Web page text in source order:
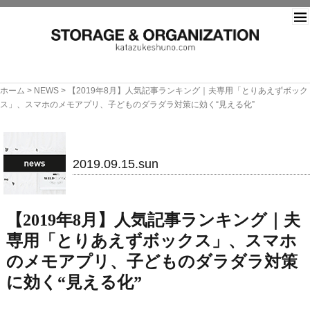
ホーム > NEWS >
【2019年8月】人気記事ランキング｜夫専用「とりあえずボック
ス」、スマホのメモアプリ、子どものダラダラ対策に効く“見える化”
2019.09.15.sun
【2019年8月】人気記事ランキング｜夫
専用「とりあえずボックス」、スマホ
のメモアプリ、子どものダラダラ対策
に効く“見える化”